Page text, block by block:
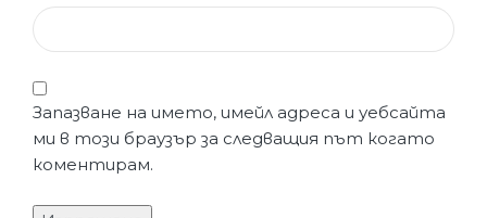
Запазване на името, имейл адреса и уебсайта
ми в този браузър за следващия път когато
коментирам.